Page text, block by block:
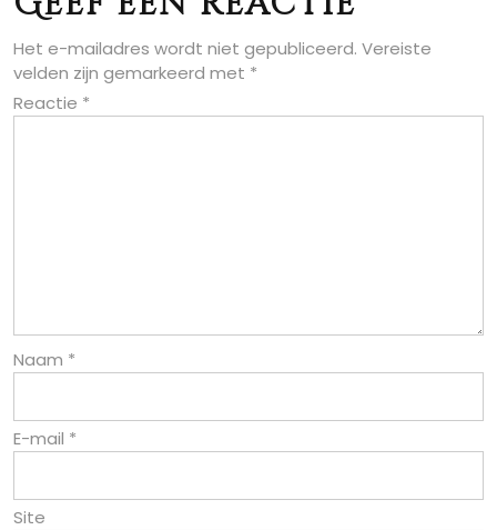
Het e-mailadres wordt niet gepubliceerd. Vereiste
velden zijn gemarkeerd met *
Reactie *
Naam *
E-mail *
Site